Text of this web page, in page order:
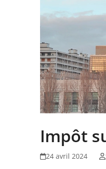
Impôt
24 avril 2024